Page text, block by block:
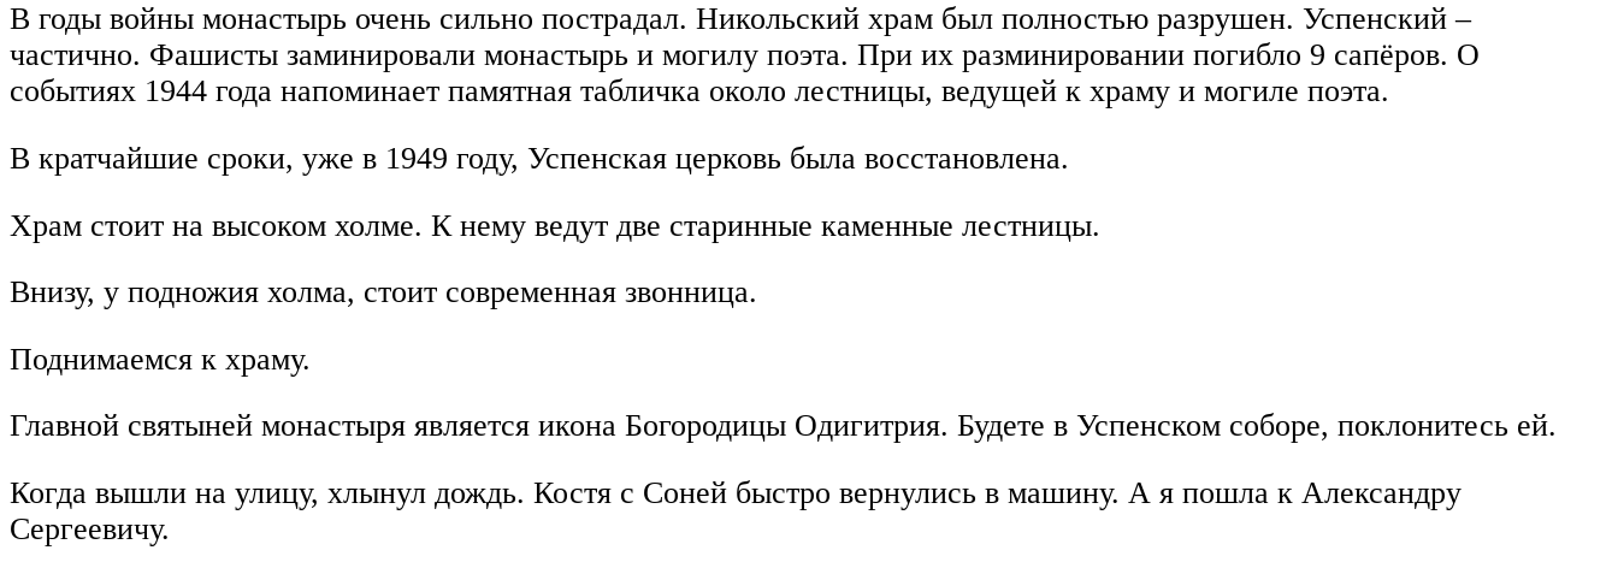
В годы войны монастырь очень сильно пострадал. Никольский храм был полностью разрушен. Успенский –
частично. Фашисты заминировали монастырь и могилу поэта. При их разминировании погибло 9 сапёров. О
событиях 1944 года напоминает памятная табличка около лестницы, ведущей к храму и могиле поэта.
В кратчайшие сроки, уже в 1949 году, Успенская церковь была восстановлена.
Храм стоит на высоком холме. К нему ведут две старинные каменные лестницы.
Внизу, у подножия холма, стоит современная звонница.
Поднимаемся к храму.
Главной святыней монастыря является икона Богородицы Одигитрия. Будете в Успенском соборе, поклонитесь ей.
Когда вышли на улицу, хлынул дождь. Костя с Соней быстро вернулись в машину. А я пошла к Александру
Сергеевичу.